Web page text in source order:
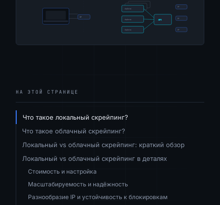
НА ЭТОЙ СТРАНИЦЕ
Что такое локальный скрейпинг?
Что такое облачный скрейпинг?
Локальный vs облачный скрейпинг: краткий обзор
Локальный vs облачный скрейпинг в деталях
Стоимость и настройка
Масштабируемость и надёжность
Разнообразие IP и устойчивость к блокировкам